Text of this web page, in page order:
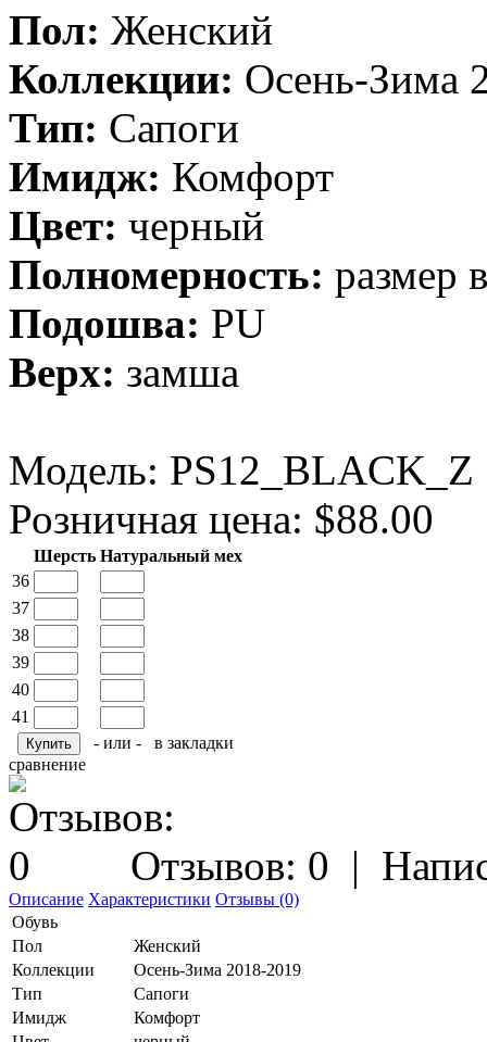
Пол: Женский
Коллекции: Осень-Зима
Тип: Сапоги
Имидж: Комфорт
Цвет: черный
Полномерность: размер
Подошва: PU
Верх: замша
Модель: PS12_BLACK_Z
Розничная цена: $88.00
Шерсть Натуральный мех
36
37
38
39
40
41
- или -
в закладки
сравнение
Отзывов: 0 |
Описание Характеристики Отзывы (0)
Обувь
Пол
Женский
Коллекции
Осень-Зима 2018-2019
Тип
Сапоги
Имидж
Комфорт